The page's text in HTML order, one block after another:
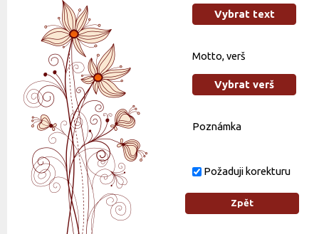
Vybrat text
Motto, verš
Vybrat verš
Poznámka
Požaduji korekturu